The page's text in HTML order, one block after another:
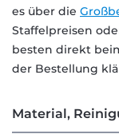
es über die
Staffelpreisen
besten direkt
der Bestellung
Material,